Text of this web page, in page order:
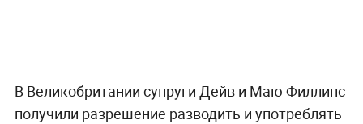
В Великобритании супруги Дейв и Маю Филлипс
получили разрешение разводить и употреблять